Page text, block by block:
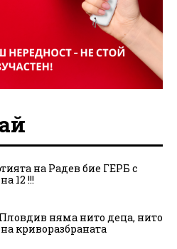
на Радев бие ГЕРБ с
12 !!!
няма нито деца, нито
криворазбраната